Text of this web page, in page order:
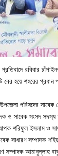
প্রতিবাদে রবিবার
বের হয়ে শহরের
পরিষদের সাবেক
ও সাবেক সংসদ
শরিফুল ইসলাম ও
সাধারণ সম্পাদক
সম্পাদক আমানুল্লাহ